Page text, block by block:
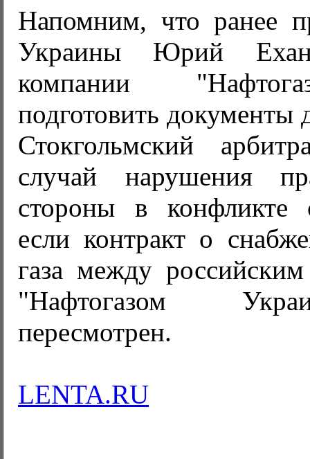
Напомним, что ранее
Украины Юрий
компании
подготовить документы
Стокгольмский
случай нарушения
стороны в конфликте
если контракт о
газа между
"Нафтогазом
пересмотрен.
LENTA.RU